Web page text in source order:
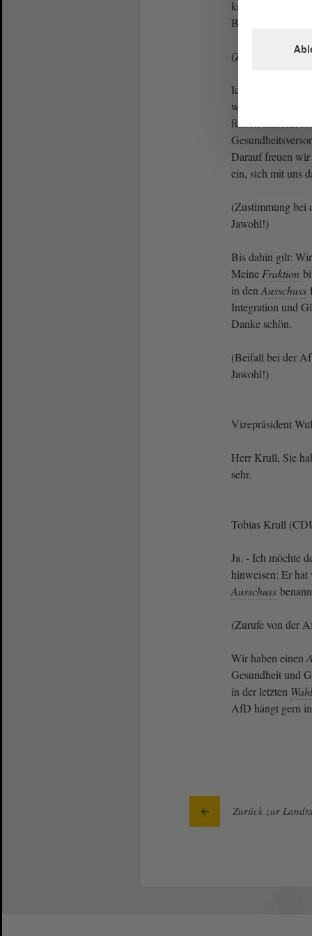
kann auch sagen:
Brise.
(Zustimmung bei
Ich bin mir sehr
werden wir diese
führen müssen,
Darauf freuen
ein, sich mit uns
(Zustimmung
Jawohl!)
Bis dahin gilt:
Meine Fraktion
in den Ausschuss
Integration und
Danke schön.
(Beifall bei der
Jawohl!)
Vizepräsident
Herr Krull, Sie
sehr.
Tobias Krull
Ja. - Ich möchte
hinweisen: Er hat
Ausschuss
(Zurufe von der
Wir haben einen
Gesundheit und
in der letzten
AfD hängt gern
Zurück zur